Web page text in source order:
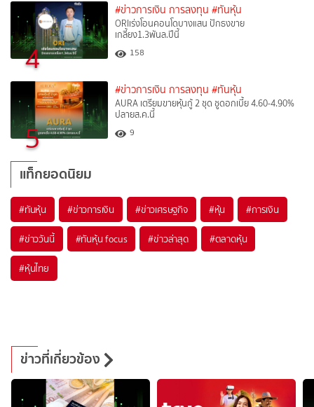
4
#ข่าวการเงิน การลงทุน #ทันหุ้น
ORIเร่งโอนคอนโดบางแสน ปักธงขาย
เกลี้ยง1.3พันล.ปีนี้
158
5
#ข่าวการเงิน การลงทุน #ทันหุ้น
AURA เตรียมขายหุ้นกู้ 2 ชุด ชูดอกเบี้ย 4.60-4.90%
ปลายส.ค.นี้
9
แท็กยอดนิยม
#ทันหุ้น #ข่าวการเงิน #ข่าวเศรษฐกิจ #หุ้น #การเงิน
#ข่าววันนี้ #ทันหุ้น focus #ข่าวล่าสุด #ตลาดหุ้น
#หุ้นไทย
ข่าวที่เกี่ยวข้อง